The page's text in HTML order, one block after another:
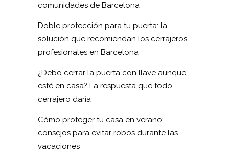
comunidades de Barcelona
Doble protección para tu puerta: la
solución que recomiendan los cerrajeros
profesionales en Barcelona
¿Debo cerrar la puerta con llave aunque
esté en casa? La respuesta que todo
cerrajero daría
Cómo proteger tu casa en verano:
consejos para evitar robos durante las
vacaciones